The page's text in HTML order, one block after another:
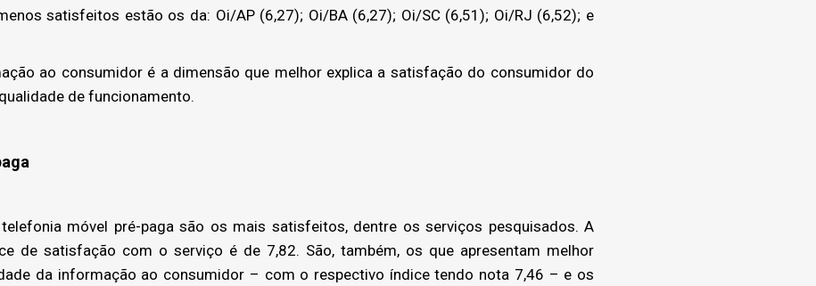
satisfeitos estão os da: Oi/AP (6,27); Oi/BA (6,27); Oi/SC (6,51); Oi/RJ (6,52); e
ao consumidor é a dimensão que melhor explica a satisfação do consumidor do
de funcionamento.
móvel pré-paga são os mais satisfeitos, dentre os serviços pesquisados. A
de satisfação com o serviço é de 7,82. São, também, os que apresentam melhor
da informação ao consumidor – com o respectivo índice tendo nota 7,46 – e os